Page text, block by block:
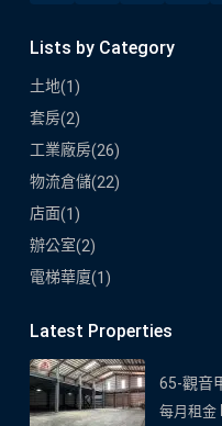
Lists by Category
土地(1)
套房(2)
工業廠房(26)
物流倉儲(22)
店面(1)
辦公室(2)
電梯華廈(1)
Latest Properties
65-觀音
每月租金